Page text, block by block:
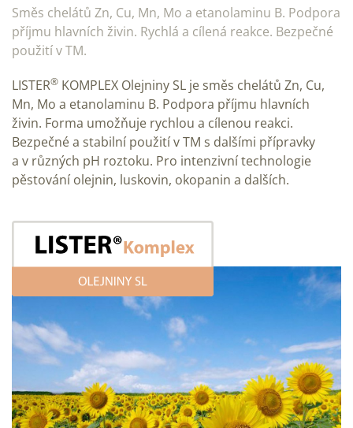
Směs chelátů Zn, Cu, Mn, Mo a etanolaminu B. Podpora
příjmu hlavních živin. Rychlá a cílená reakce. Bezpečné
použití v TM.
LISTER® KOMPLEX Olejniny SL je směs chelátů Zn, Cu,
Mn, Mo a etanolaminu B. Podpora příjmu hlavních
živin. Forma umožňuje rychlou a cílenou reakci.
Bezpečné a stabilní použití v TM s dalšími přípravky
a v různých pH roztoku. Pro intenzivní technologie
pěstování olejnin, luskovin, okopanin a dalších.